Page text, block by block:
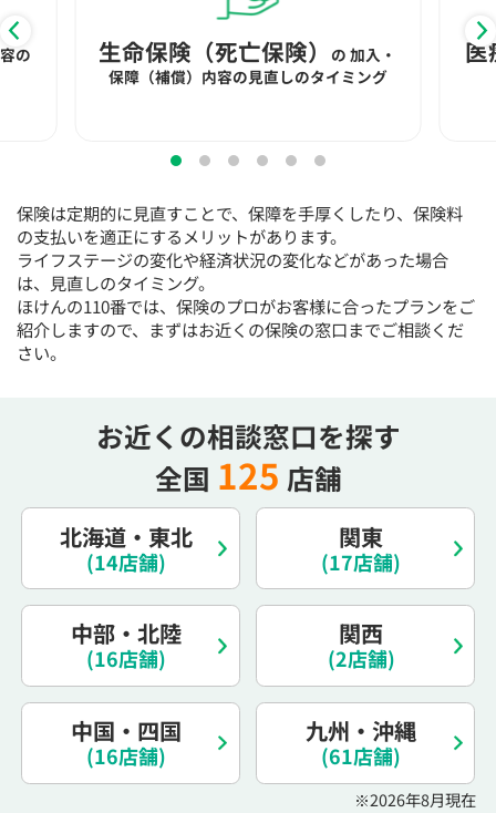
生命保険（死亡保険） の 加入・
保障（補償）内容の見直しのタイミング
医
の
保険は定期的に見直すことで、保障を手厚くしたり、保険料
の支払いを適正にするメリットがあります。
ライフステージの変化や経済状況の変化などがあった場合
は、見直しのタイミング。
ほけんの110番では、保険のプロがお客様に合ったプランをご
紹介しますので、まずはお近くの保険の窓口までご相談くだ
さい。
お近くの相談窓口を探す
全国 125 店舗
北海道・東北
(14店舗)
関東
(17店舗)
中部・北陸
(16店舗)
関西
(2店舗)
中国・四国
(16店舗)
九州・沖縄
(61店舗)
※2026年8月現在